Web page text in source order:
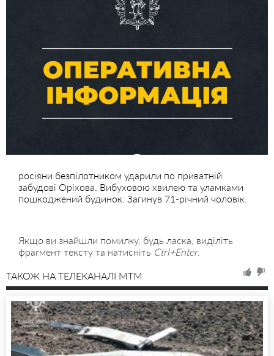
росіяни безпілотником ударили по приватній
забудові Оріхова. Вибуховою хвилею та уламками
пошкоджений будинок. Загинув 71-річний чоловік.
Якщо ви знайшли помилку, будь ласка, виділіть
фрагмент тексту та натисніть Ctrl+Enter.
ТАКОЖ НА ТЕЛЕКАНАЛІ MTM